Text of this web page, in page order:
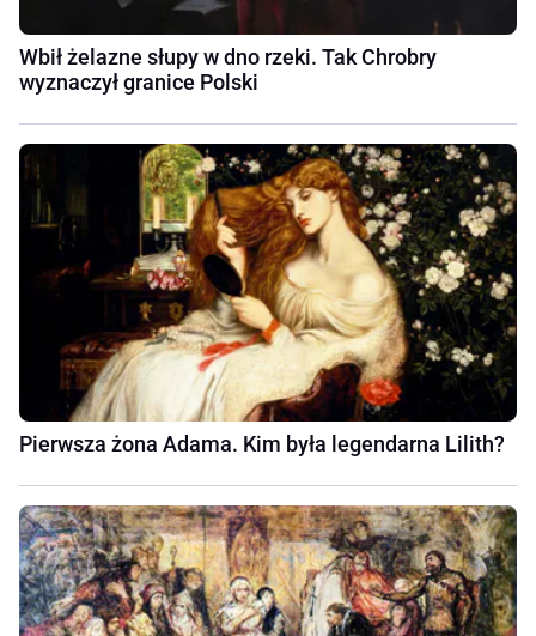
Wbił żelazne słupy w dno rzeki. Tak Chrobry
wyznaczył granice Polski
Pierwsza żona Adama. Kim była legendarna Lilith?